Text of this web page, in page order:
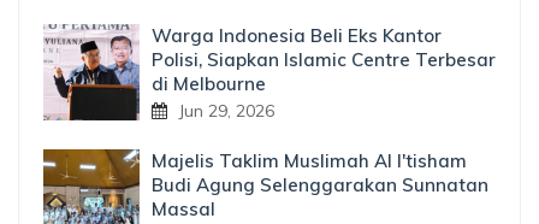
Warga Indonesia Beli Eks Kantor
Polisi, Siapkan Islamic Centre Terbesar
di Melbourne
Jun 29, 2026
Majelis Taklim Muslimah Al I'tisham
Budi Agung Selenggarakan Sunnatan
Massal